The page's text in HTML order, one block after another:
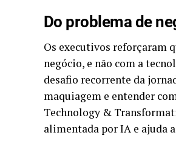
Do problema de
Os executivos reforçaram
negócio, e não com a
desafio recorrente da
maquiagem e entender
Technology &
alimentada por IA e ajuda